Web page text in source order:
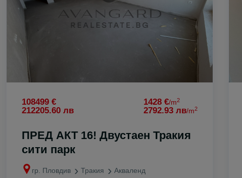
108499 €
212205.60 лв
1428 €/m2
2792.93 лв/m2
ПРЕД АКТ 16! Двустаен Тракия
сити парк
гр. Пловдив Тракия Акваленд